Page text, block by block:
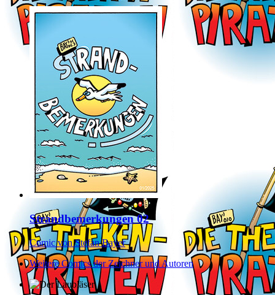
Strandbemerkungen 02
Comic von Stefan Bayer
Weitere Comics der Zeichner und Autoren